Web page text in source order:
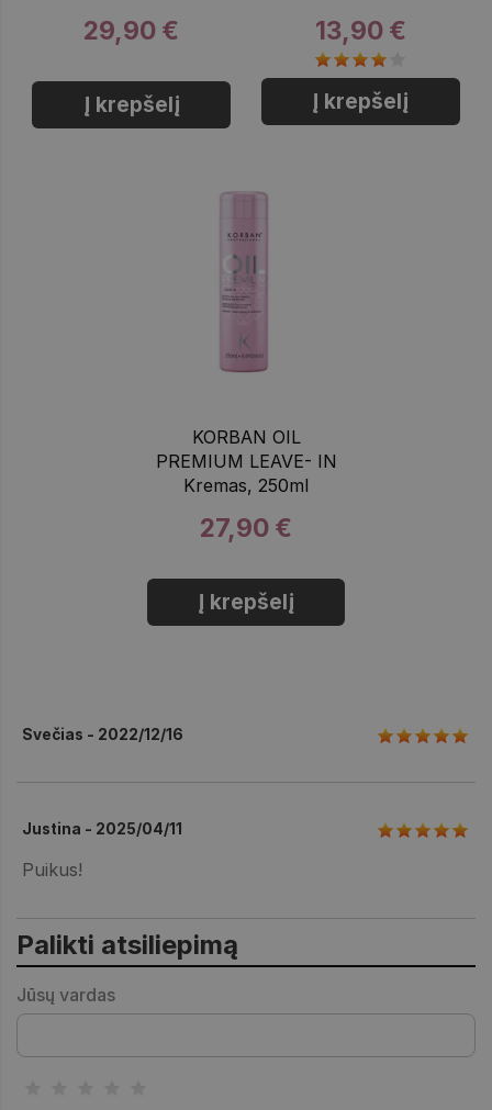
29,90 €
Į krepšelį
13,90 €
Į krepšelį
KORBAN OIL
PREMIUM LEAVE- IN
Kremas, 250ml
27,90 €
Į krepšelį
Svečias - 2022/12/16
Justina - 2025/04/11
Puikus!
Palikti atsiliepimą
Jūsų vardas